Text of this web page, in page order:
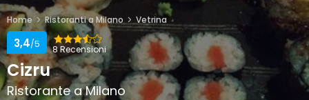
Home Ristoranti a Milano Vetrina
8 Recensioni
3,4/5
Cizru
Ristorante a Milano